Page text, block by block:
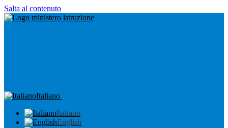
Salta al contenuto
Italiano
Italiano
English